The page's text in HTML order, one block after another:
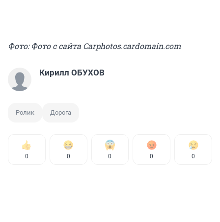
Фото: Фото с сайта Carphotos.cardomain.com
Кирилл ОБУХОВ
Ролик Дорога
0 0 0 0 0